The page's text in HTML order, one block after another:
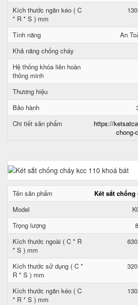
Kích thước ngăn kéo ( C
* R * S ) mm
Tính năng
An
Khả năng chống cháy
Hệ thống khóa liên hoàn
thông minh
Thương hiệu
Bảo hành
Chi tiết sản phẩm
https://
chong-
Tên sản phẩm
Két sắt chống
Model
Trọng lượng
Kích thước ngoài ( C * R
* S ) mm
Kích thước sử dụng ( C *
R * S ) mm
Kích thước ngăn kéo ( C
* R * S ) mm